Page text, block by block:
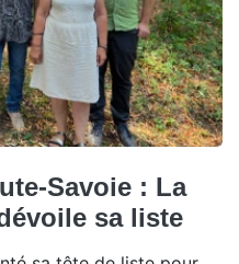
Savoie : La
sa liste